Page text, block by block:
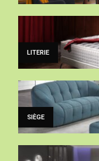
LITERIE
SIÈGE